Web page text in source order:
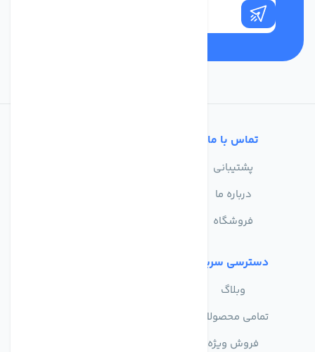
تماس با ما
پشتیبانی
درباره ما
فروشگاه
دسترسی سریع
وبلاگ
تمامی محصولات
فروش ویژه